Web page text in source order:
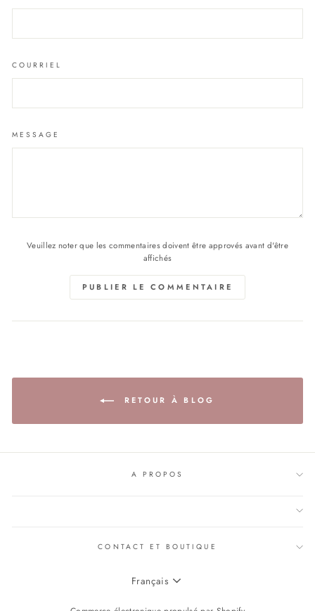
COURRIEL
MESSAGE
Veuillez noter que les commentaires doivent être approvés avant d'être
affichés
PUBLIER LE COMMENTAIRE
RETOUR À BLOG
A PROPOS
CONTACT ET BOUTIQUE
LANGUE
Français